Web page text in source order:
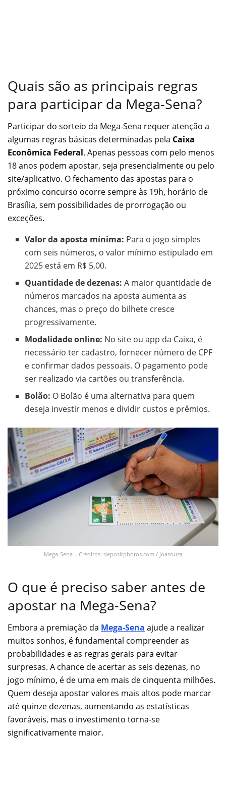
Quais são as principais regras
para participar da Mega-Sena?
Participar do sorteio da Mega-Sena requer atenção a
algumas regras básicas determinadas pela Caixa
Econômica Federal. Apenas pessoas com pelo menos
18 anos podem apostar, seja presencialmente ou pelo
site/aplicativo. O fechamento das apostas para o
próximo concurso ocorre sempre às 19h, horário de
Brasília, sem possibilidades de prorrogação ou
exceções.
Valor da aposta mínima: Para o jogo simples
com seis números, o valor mínimo estipulado em
2025 está em R$ 5,00.
Quantidade de dezenas: A maior quantidade de
números marcados na aposta aumenta as
chances, mas o preço do bilhete cresce
progressivamente.
Modalidade online: No site ou app da Caixa, é
necessário ter cadastro, fornecer número de CPF
e confirmar dados pessoais. O pagamento pode
ser realizado via cartões ou transferência.
Bolão: O Bolão é uma alternativa para quem
deseja investir menos e dividir custos e prêmios.
Mega-Sena – Créditos: depositphotos.com / joasouza
O que é preciso saber antes de
apostar na Mega-Sena?
Embora a premiação da Mega-Sena ajude a realizar
muitos sonhos, é fundamental compreender as
probabilidades e as regras gerais para evitar
surpresas. A chance de acertar as seis dezenas, no
jogo mínimo, é de uma em mais de cinquenta milhões.
Quem deseja apostar valores mais altos pode marcar
até quinze dezenas, aumentando as estatísticas
favoráveis, mas o investimento torna-se
significativamente maior.